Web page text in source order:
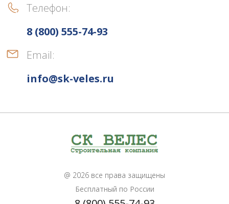
Телефон:
8 (800) 555-74-93
Email:
info@sk-veles.ru
@ 2026 все права защищены
Бесплатный по России